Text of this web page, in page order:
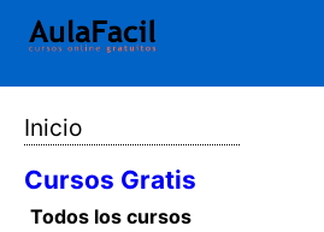
Inicio
Cursos Gratis
Todos los cursos